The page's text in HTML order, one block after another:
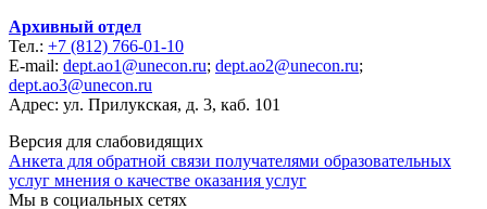
Архивный отдел
Тел.: +7 (812) 766-01-10
E-mail: dept.ao1@unecon.ru; dept.ao2@unecon.ru;
dept.ao3@unecon.ru
Адрес: ул. Прилукская, д. 3, каб. 101
Версия для слабовидящих
Анкета для обратной связи получателями образовательных
услуг мнения о качестве оказания услуг
Мы в социальных сетях